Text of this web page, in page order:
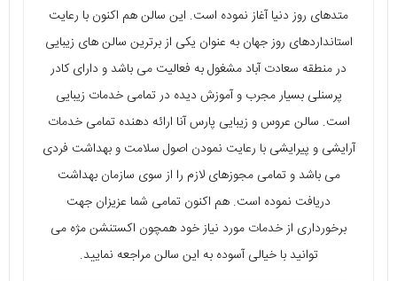
متدهای روز دنیا آغاز نموده است. این سالن هم اکنون با رعایت
استانداردهای روز جهان به عنوان یکی از برترین سالن‌ های زیبایی
در منطقه سعادت آباد مشغول به فعالیت می‌ باشد و دارای کادر
پرسنلی بسیار مجرب و آموزش دیده در تمامی خدمات زیبایی
است. سالن عروس و زیبایی پارس آنا ارائه دهنده تمامی خدمات
آرایشی و پیرایشی با رعایت نمودن اصول سلامت و بهداشت فردی
می‌ باشد و تمامی مجوزهای لازم را از سوی سازمان بهداشت
دریافت نموده است. هم اکنون تمامی شما عزیزان جهت
برخورداری از خدمات مورد نیاز خود همچون اکستنشن مژه می‌
توانید با خیالی آسوده به این سالن مراجعه نمایید.